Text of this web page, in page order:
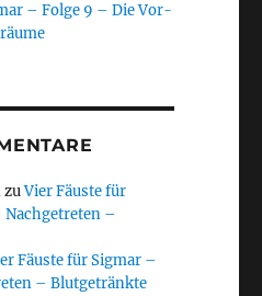
– Folge 9 – Die Vor-
zuVier Fäuste für
Nachgetreten –
Fäuste für Sigmar –
– Blutgetränkte